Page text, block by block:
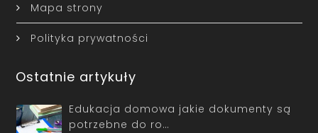
Mapa strony
Polityka prywatności
Ostatnie artykuły
Edukacja domowa jakie dokumenty są
potrzebne do ro…